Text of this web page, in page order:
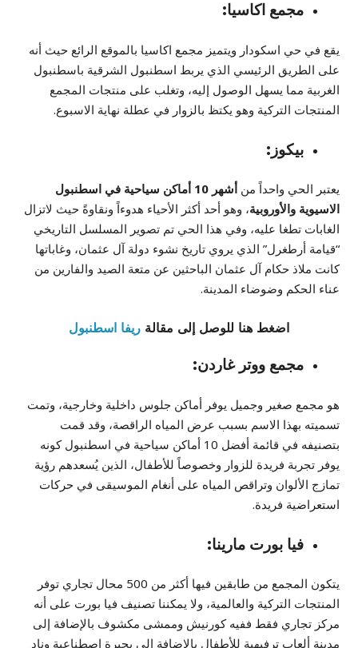
مجمع اكاسيا:
يقع في حي اسكودار ويتميز مجمع اكاسيا بالموقع الرائع حيث أنه
على الطريق الرئيسي الذي يربط اسطنبول الشرقية باسطنبول
الغربية مما يسهل الوصول إليه، وتغلب على منتجات المجمع
المنتجات التركية وهو يكتظ بالزوار في عطلة نهاية الاسبوع.
بيكوز:
يعتبر الحي واحداً من
أشهر 10 أماكن سياحية في اسطنبول
الاسيوية والأوروبية، وهو أحد أكثر الأحياء هدوءاً ونقاوةً حيث لاتزال
الغابات تطغا عليه، وفي هذا الحي تم تصوير المسلسل التاريخي
“قيامة أرطغرل” الذي يروي تاريخ نشوء دولة آل عثمان، وغاباتها
كانت ملاذ حكام آل عثمان الباحثين عن متعة الصيد والفارين من
عناء الحكم وضوضاء المدينة.
اضغط هنا للوصل إلى مقالة ريفا اسطنبول
مجمع ووتر غاردن:
هو مجمع صغير وجميل يوفر أماكن جلوس داخلية وخارجية، وتمت
تسميته بهذا الاسم بسبب عرض المياه الراقصة، وقد قمت
بتصنيفه في قائمة أفضل 10 أماكن سياحية في اسطنبول كونه
يوفر تجربة فريدة للزوار وخصوصاً للأطفال، الذين يُسعدهم رؤية
تمازج الألوان وتراقص المياه على أنغام الموسيقى في حركات
استعراضية فريدة.
فيا بورت مارينا:
يتكون المجمع من طابقين فيها أكثر من 500 محال تجاري توفر
المنتجات التركية والعالمية، ولا يمكننا تصنيف فيا بورت على أنه
مركز تجاري فقط ففيه كورنيش وممشى مكشوف بالإضافة إلى
مدينة ألعاب ترفيهية للأطفال بالإضافة إلى بحيرة اصطناعية ونادٍ